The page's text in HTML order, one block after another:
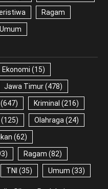
Ragam
Umum
Ekonomi (15)
Jawa Timur(478)
(647) Kriminal (216)
(125) Olahraga (24)
(62)
Ragam (82)
TNI (35) Umum (33)